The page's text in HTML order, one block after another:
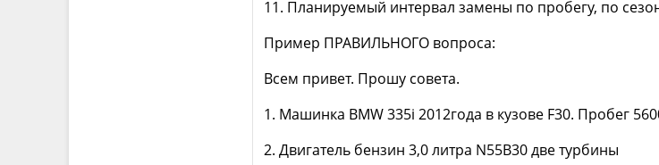
11. Планируемый интервал замены по пробегу, по
Пример ПРАВИЛЬНОГО вопроса:
Всем привет. Прошу совета.
1. Машинка BMW 335i 2012года в кузове F30. Пробег
2. Двигатель бензин 3,0 литра N55B30 две турбины